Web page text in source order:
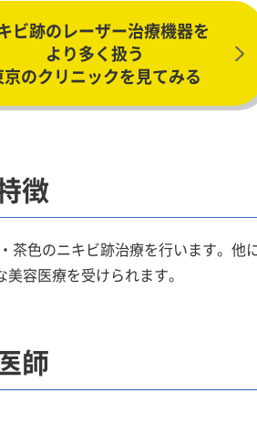
ビ跡のレーザー治療機器を
より多く扱う
京のクリニックを見てみる
徴
茶色のニキビ跡治療を行います。他
容医療を受けられます。
師